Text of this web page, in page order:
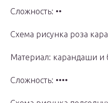
Сложность: ••
Схема рисунка роза
Материал: карандаши и
Сложность: ••••